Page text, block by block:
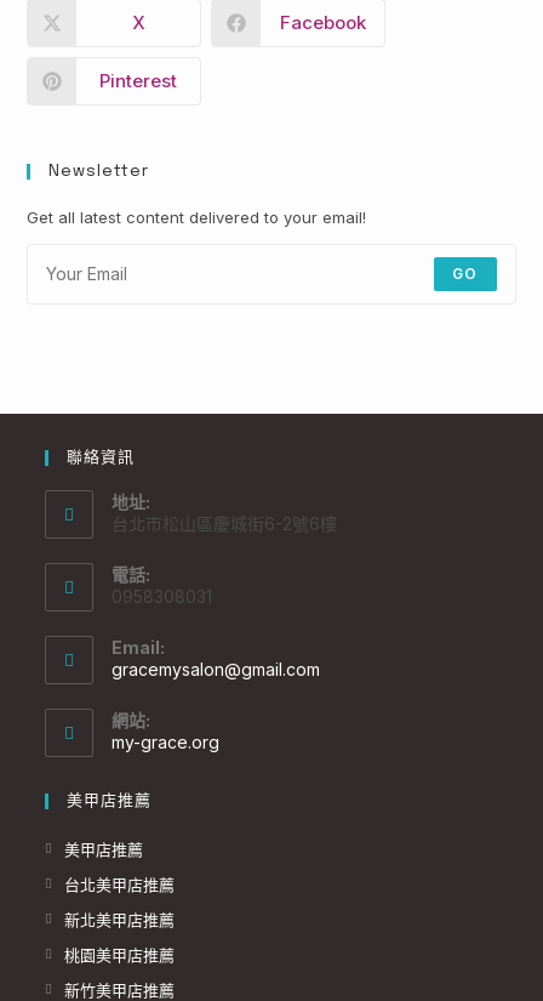
X Facebook
Pinterest
Newsletter
Get all latest content delivered to your email!
GO
聯絡資訊
地址:
台北市松山區慶城街6-2號6樓
電話:
0958308031
Email:
gracemysalon@gmail.com
網站:
my-grace.org
美甲店推薦
美甲店推薦
台北美甲店推薦
新北美甲店推薦
桃園美甲店推薦
新竹美甲店推薦